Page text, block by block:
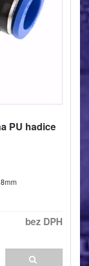
PU hadice
bez DPH